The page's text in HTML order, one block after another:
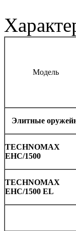
Модель
Элитные
TECHNOMAX
EHC/1500
TECHNOMAX
EHC/1500 EL